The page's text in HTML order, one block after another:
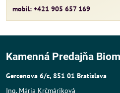
mobil: +421 905 657 169
Kamenná Predajňa
Gercenova 6/c, 851 01 Bratislava
Ing. Mária Krčmáriková